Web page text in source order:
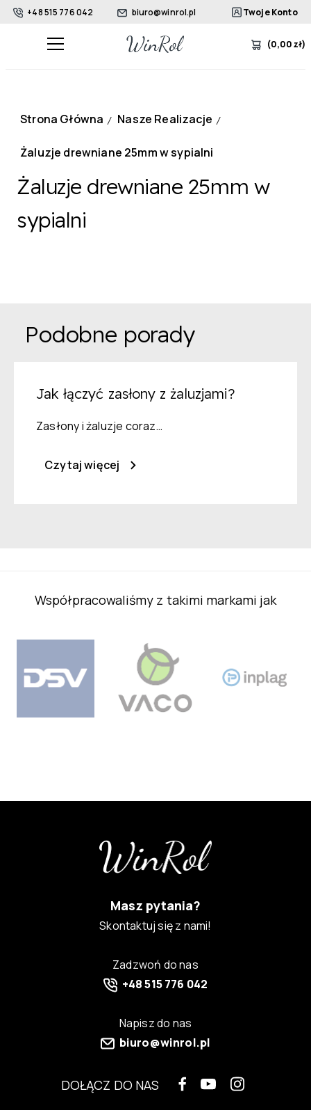
+48 515 776 042 biuro@winrol.pl Twoje Konto
(0,00zł)
Strona Główna / Nasze Realizacje /
Żaluzje drewniane 25mm w sypialni
Żaluzje drewniane 25mm w
sypialni
Podobne porady
Jak łączyć zasłony z żaluzjami?
Zasłony i żaluzje coraz…
Czytaj więcej
Współpracowaliśmy z takimi markami jak
Masz pytania?
Skontaktuj się z nami!
Zadzwoń do nas
+48 515 776 042
Napisz do nas
biuro@winrol.pl
DOŁĄCZ DO NAS